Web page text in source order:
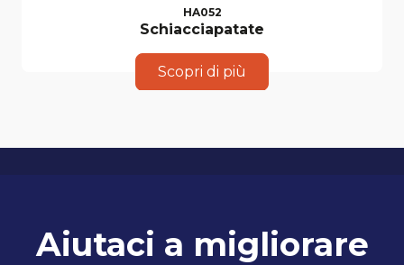
HA052
Schiacciapatate
Scopri di più
Aiutaci a migliorare